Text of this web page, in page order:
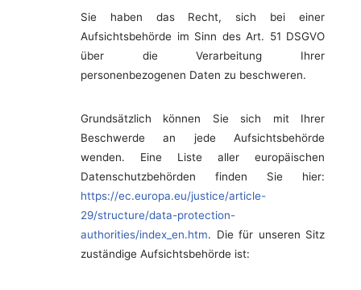
Sie haben das Recht, sich bei einer
Aufsichtsbehörde im Sinn des Art. 51 DSGVO
über die Verarbeitung Ihrer
personenbezogenen Daten zu beschweren.
Grundsätzlich können Sie sich mit Ihrer
Beschwerde an jede Aufsichtsbehörde
wenden. Eine Liste aller europäischen
Datenschutzbehörden finden Sie hier:
https://ec.europa.eu/justice/article-
29/structure/data-protection-
authorities/index_en.htm. Die für unseren Sitz
zuständige Aufsichtsbehörde ist: